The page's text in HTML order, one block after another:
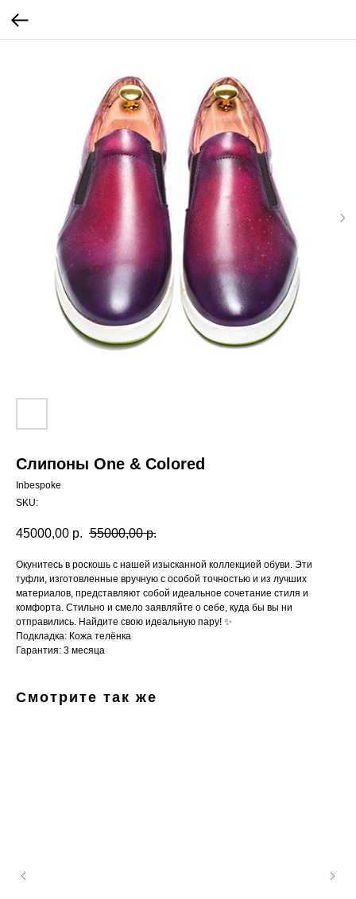
Слипоны One & Colored
Inbespoke
SKU:
45000,00 р. 55000,00 р.
Окунитесь в роскошь с нашей изысканной коллекцией обуви. Эти
туфли, изготовленные вручную с особой точностью и из лучших
материалов, представляют собой идеальное сочетание стиля и
комфорта. Стильно и смело заявляйте о себе, куда бы вы ни
отправились. Найдите свою идеальную пару! ✨
Подкладка: Кожа телёнка
Гарантия: 3 месяца
Смотрите так же